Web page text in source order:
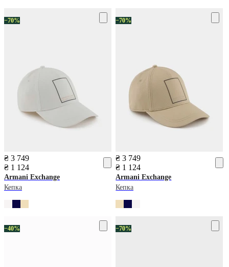
−70%
₴ 3 749
₴ 1 124
Armani Exchange
Кепка
−70%
₴ 3 749
₴ 1 124
Armani Exchange
Кепка
−40% −70%